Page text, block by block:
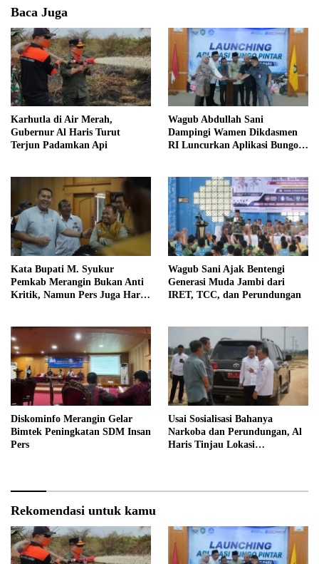
Baca Juga
Karhutla di Air Merah,
Gubernur Al Haris Turut
Terjun Padamkan Api
Wagub Abdullah Sani
Dampingi Wamen Dikdasmen
RI Luncurkan Aplikasi Bungo
Kata Bupati M. Syukur
Pemkab Merangin Bukan Anti
Kritik, Namun Pers Juga Harus
Wagub Sani Ajak Bentengi
Generasi Muda Jambi dari
IRET, TCC, dan Perundungan
Diskominfo Merangin Gelar
Bimtek Peningkatan SDM Insan
Pers
Usai Sosialisasi Bahanya
Narkoba dan Perundungan, Al
Haris Tinjau Lokasi
Rekomendasi untuk kamu